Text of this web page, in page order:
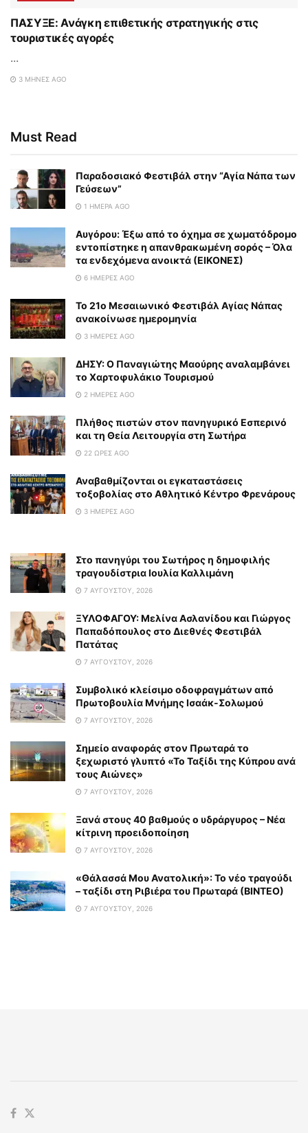
ΠΑΣΥΞΕ: Ανάγκη επιθετικής στρατηγικής στις
τουριστικές αγορές
...
3 ΜΉΝΕΣ AGO
Must Read
Παραδοσιακό Φεστιβάλ στην “Αγία Νάπα των
Γεύσεων”
1 ΗΜΈΡΑ AGO
Αυγόρου: Έξω από το όχημα σε χωματόδρομο
εντοπίστηκε η απανθρακωμένη σορός – Όλα
τα ενδεχόμενα ανοικτά (ΕΙΚΟΝΕΣ)
6 ΗΜΈΡΕΣ AGO
To 21ο Μεσαιωνικό Φεστιβάλ Αγίας Νάπας
ανακοίνωσε ημερομηνία
3 ΗΜΈΡΕΣ AGO
ΔΗΣΥ: Ο Παναγιώτης Μαούρης αναλαμβάνει
το Χαρτοφυλάκιο Τουρισμού
2 ΗΜΈΡΕΣ AGO
Πλήθος πιστών στον πανηγυρικό Εσπερινό
και τη Θεία Λειτουργία στη Σωτήρα
22 ΏΡΕΣ AGO
Αναβαθμίζονται οι εγκαταστάσεις
τοξοβολίας στο Αθλητικό Κέντρο Φρενάρους
3 ΗΜΈΡΕΣ AGO
Στο πανηγύρι του Σωτήρος η δημοφιλής
τραγουδίστρια Ιουλία Καλλιμάνη
7 ΑΥΓΟΎΣΤΟΥ, 2026
ΞΥΛΟΦΑΓΟΥ: Μελίνα Ασλανίδου και Γιώργος
Παπαδόπουλος στο Διεθνές Φεστιβάλ
Πατάτας
7 ΑΥΓΟΎΣΤΟΥ, 2026
Συμβολικό κλείσιμο οδοφραγμάτων από
Πρωτοβουλία Μνήμης Ισαάκ-Σολωμού
7 ΑΥΓΟΎΣΤΟΥ, 2026
Σημείο αναφοράς στον Πρωταρά το
ξεχωριστό γλυπτό «Το Ταξίδι της Κύπρου ανά
τους Αιώνες»
7 ΑΥΓΟΎΣΤΟΥ, 2026
Ξανά στους 40 βαθμούς ο υδράργυρος – Νέα
κίτρινη προειδοποίηση
7 ΑΥΓΟΎΣΤΟΥ, 2026
«Θάλασσά Μου Ανατολική»: Το νέο τραγούδι
– ταξίδι στη Ριβιέρα του Πρωταρά (ΒΙΝΤΕΟ)
7 ΑΥΓΟΎΣΤΟΥ, 2026